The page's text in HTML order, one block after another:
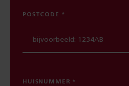
POSTCODE
HUISNUMMER